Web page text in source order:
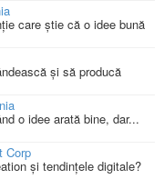
care știe că o idee bună
și să producă
o idee arată bine, dar...
Corp
și tendințele digitale?